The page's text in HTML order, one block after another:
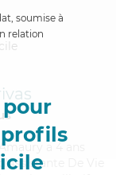
soumise à
relation
a 4 ans
De Vie